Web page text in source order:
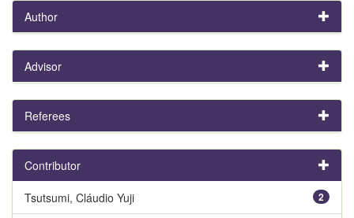
Author
Advisor
Referees
Contributor
2
Tsutsumi, Cláudio Yuji